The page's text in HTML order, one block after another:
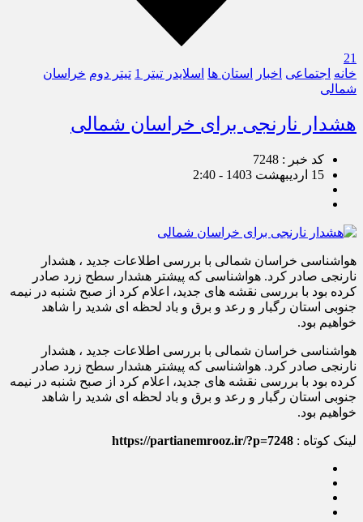
21
خانه اجتماعی اخبار استان ها اسلایدر تیتر 1 تیتر دوم خراسان
شمالی
هشدار نارنجی برای خراسان شمالی
کد خبر : 7248
15 اردیبهشت 1403 - 2:40
هواشناسی خراسان شمالی با بررسی اطلاعات جدید ، هشدار
نارنجی صادر کرد. هواشناسی که پیشتر هشدار سطح زرد صادر
کرده بود با بررسی نقشه های جدید، اعلام کرد از صبح شنبه در نیمه
جنوبی استان رگبار و رعد و برق و باد لحظه ای شدید را شاهد
خواهیم بود.
هواشناسی خراسان شمالی با بررسی اطلاعات جدید ، هشدار
نارنجی صادر کرد. هواشناسی که پیشتر هشدار سطح زرد صادر
کرده بود با بررسی نقشه های جدید، اعلام کرد از صبح شنبه در نیمه
جنوبی استان رگبار و رعد و برق و باد لحظه ای شدید را شاهد
خواهیم بود.
لینک کوتاه : https://partianemrooz.ir/?p=7248